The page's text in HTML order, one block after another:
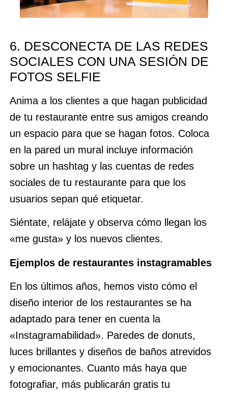
6. DESCONECTA DE LAS REDES
SOCIALES CON UNA SESIÓN DE
FOTOS SELFIE
Anima a los clientes a que hagan publicidad
de tu restaurante entre sus amigos creando
un espacio para que se hagan fotos. Coloca
en la pared un mural incluye información
sobre un hashtag y las cuentas de redes
sociales de tu restaurante para que los
usuarios sepan qué etiquetar.
Siéntate, relájate y observa cómo llegan los
«me gusta» y los nuevos clientes.
Ejemplos de restaurantes instagramables
En los últimos años, hemos visto cómo el
diseño interior de los restaurantes se ha
adaptado para tener en cuenta la
«Instagramabilidad». Paredes de donuts,
luces brillantes y diseños de baños atrevidos
y emocionantes. Cuanto más haya que
fotografiar, más publicarán gratis tu